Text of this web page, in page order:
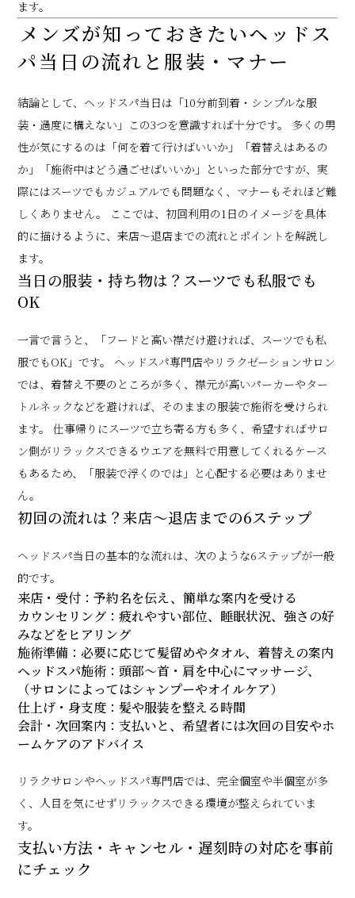
ます。
メンズが知っておきたいヘッドス
パ当日の流れと服装・マナー
結論として、ヘッドスパ当日は「10分前到着・シンプルな服
装・過度に構えない」この3つを意識すれば十分です。 多くの男
性が気にするのは「何を着て行けばいいか」「着替えはあるの
か」「施術中はどう過ごせばいいか」といった部分ですが、実
際にはスーツでもカジュアルでも問題なく、マナーもそれほど難
しくありません。 ここでは、初回利用の1日のイメージを具体
的に描けるように、来店〜退店までの流れとポイントを解説し
ます。
当日の服装・持ち物は？スーツでも私服でも
OK
一言で言うと、「フードと高い襟だけ避ければ、スーツでも私
服でもOK」です。 ヘッドスパ専門店やリラクゼーションサロン
では、着替え不要のところが多く、襟元が高いパーカーやター
トルネックなどを避ければ、そのままの服装で施術を受けられ
ます。 仕事帰りにスーツで立ち寄る方も多く、希望すればサロ
ン側がリラックスできるウエアを無料で用意してくれるケース
もあるため、「服装で浮くのでは」と心配する必要はありませ
ん。
初回の流れは？来店〜退店までの6ステップ
ヘッドスパ当日の基本的な流れは、次のような6ステップが一般
的です。
来店・受付：予約名を伝え、簡単な案内を受ける
カウンセリング：疲れやすい部位、睡眠状況、強さの好
みなどをヒアリング
施術準備：必要に応じて髪留めやタオル、着替えの案内
ヘッドスパ施術：頭部〜首・肩を中心にマッサージ、
（サロンによってはシャンプーやオイルケア）
仕上げ・身支度：髪や服装を整える時間
会計・次回案内：支払いと、希望者には次回の目安やホ
ームケアのアドバイス
リラクサロンやヘッドスパ専門店では、完全個室や半個室が多
く、人目を気にせずリラックスできる環境が整えられていま
す。
支払い方法・キャンセル・遅刻時の対応を事前
にチェック